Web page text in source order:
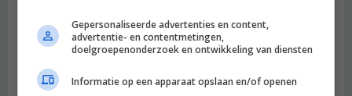
Merel schreef:
2017 OM
Leuk om te horen! Ik vind het ook een heerlijke soep!
Beantwoorden
Gepersonaliseerde advertenties en content,
advertentie- en contentmetingen,
doelgroepenonderzoek en ontwikkeling van diensten
Informatie op een apparaat opslaan en/of openen